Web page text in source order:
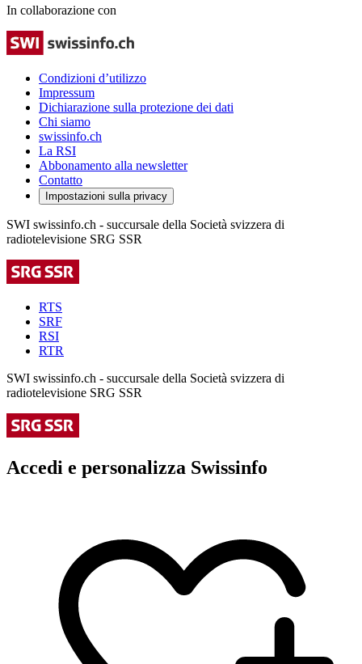
In collaborazione con
Condizioni d’utilizzo
Impressum
Dichiarazione sulla protezione dei dati
Chi siamo
swissinfo.ch
La RSI
Abbonamento alla newsletter
Contatto
Impostazioni sulla privacy
SWI swissinfo.ch - succursale della Società svizzera di
radiotelevisione SRG SSR
RTS
SRF
RSI
RTR
SWI swissinfo.ch - succursale della Società svizzera di
radiotelevisione SRG SSR
Accedi e personalizza Swissinfo